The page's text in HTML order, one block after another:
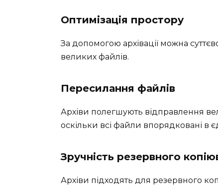
Оптимізація простору
За допомогою архівації можна
великих файлів.
Пересилання файлів
Архіви полегшують відправлення
оскільки всі файли впорядковані в
Зручність резервного
Архіви підходять для резервного